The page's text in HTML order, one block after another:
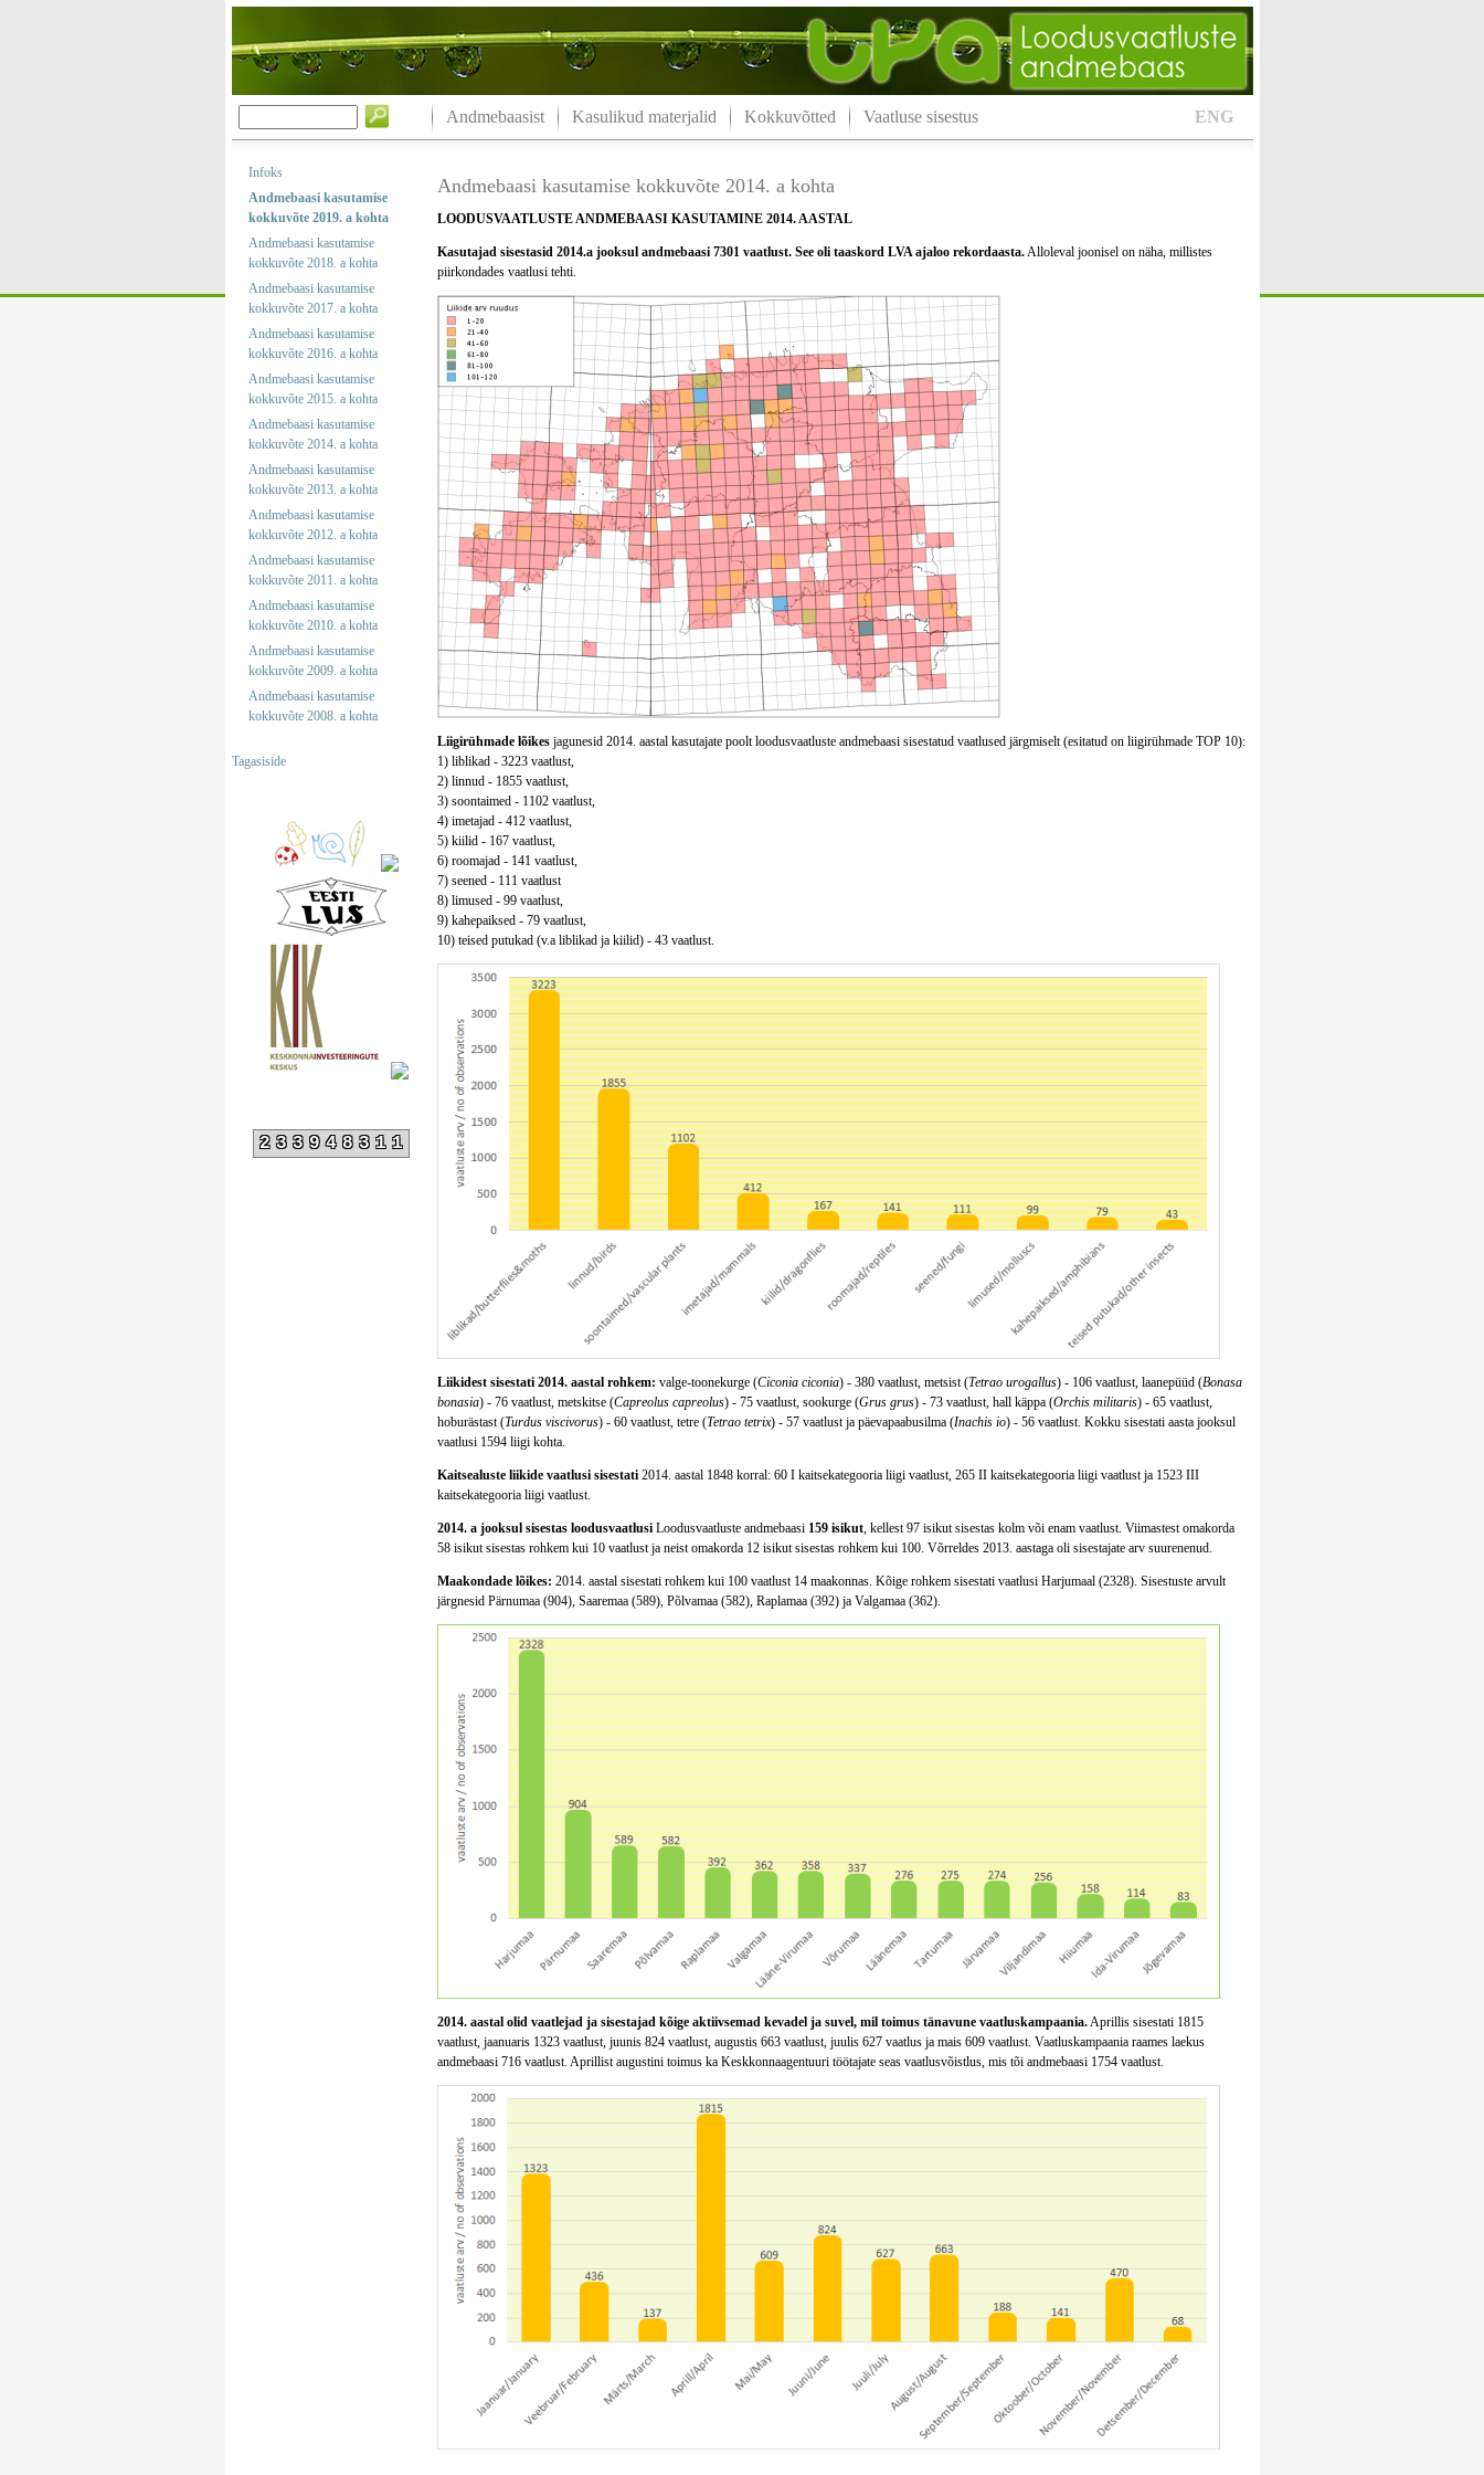
ENG
Andmebaasist Kasulikud materjalid Kokkuvõtted Vaatluse sisestus
Infoks
Andmebaasi kasutamise
kokkuvõte 2019. a kohta
Andmebaasi kasutamise
kokkuvõte 2018. a kohta
Andmebaasi kasutamise
kokkuvõte 2017. a kohta
Andmebaasi kasutamise
kokkuvõte 2016. a kohta
Andmebaasi kasutamise
kokkuvõte 2015. a kohta
Andmebaasi kasutamise
kokkuvõte 2014. a kohta
Andmebaasi kasutamise
kokkuvõte 2013. a kohta
Andmebaasi kasutamise
kokkuvõte 2012. a kohta
Andmebaasi kasutamise
kokkuvõte 2011. a kohta
Andmebaasi kasutamise
kokkuvõte 2010. a kohta
Andmebaasi kasutamise
kokkuvõte 2009. a kohta
Andmebaasi kasutamise
kokkuvõte 2008. a kohta
Tagasiside
233948311
Andmebaasi kasutamise kokkuvõte 2014. a kohta
LOODUSVAATLUSTE ANDMEBAASI KASUTAMINE 2014. AASTAL
Kasutajad sisestasid 2014.a jooksul andmebaasi 7301 vaatlust. See oli taaskord LVA ajaloo rekordaasta.Alloleval joonisel on näha, millistes
piirkondades vaatlusi tehti.
Liigirühmade lõikesjagunesid 2014. aastal kasutajate poolt loodusvaatluste andmebaasi sisestatud vaatlused järgmiselt (esitatud on liigirühmade TOP 10):
1) liblikad - 3223 vaatlust,
2) linnud - 1855 vaatlust,
3) soontaimed - 1102 vaatlust,
4) imetajad - 412 vaatlust,
5) kiilid - 167 vaatlust,
6) roomajad - 141 vaatlust,
7) seened - 111 vaatlust
8) limused - 99 vaatlust,
9) kahepaiksed - 79 vaatlust,
10) teised putukad (v.a liblikad ja kiilid) - 43 vaatlust.
Liikidest sisestati 2014. aastal rohkem: valge-toonekurge (Ciconia ciconia) - 380 vaatlust, metsist (Tetrao urogallus) - 106 vaatlust, laanepüüd (Bonasa
bonasia) - 76 vaatlust, metskitse (Capreolus capreolus) - 75 vaatlust, sookurge (Grus grus) - 73 vaatlust, hall käppa (Orchis militaris) - 65 vaatlust,
hoburästast (Turdus viscivorus) - 60 vaatlust, tetre (Tetrao tetrix) - 57 vaatlust ja päevapaabusilma (Inachis io) - 56 vaatlust. Kokku sisestati aasta jooksul
vaatlusi 1594 liigi kohta.
Kaitsealuste liikide vaatlusi sisestati2014. aastal 1848 korral: 60 I kaitsekategooria liigi vaatlust, 265 II kaitsekategooria liigi vaatlust ja 1523 III
kaitsekategooria liigi vaatlust.
2014. a jooksul sisestas loodusvaatlusiLoodusvaatluste andmebaasi 159 isikut, kellest 97 isikut sisestas kolm või enam vaatlust. Viimastest omakorda
58 isikut sisestas rohkem kui 10 vaatlust ja neist omakorda 12 isikut sisestas rohkem kui 100. Võrreldes 2013. aastaga oli sisestajate arv suurenenud.
Maakondade lõikes: 2014. aastal sisestati rohkem kui 100 vaatlust 14 maakonnas. Kõige rohkem sisestati vaatlusi Harjumaal (2328). Sisestuste arvult
järgnesid Pärnumaa (904), Saaremaa (589), Põlvamaa (582), Raplamaa (392) ja Valgamaa (362).
2014. aastal olid vaatlejad ja sisestajad kõige aktiivsemad kevadel ja suvel, mil toimus tänavune vaatluskampaania.Aprillis sisestati 1815
vaatlust, jaanuaris 1323 vaatlust, juunis 824 vaatlust, augustis 663 vaatlust, juulis 627 vaatlus ja mais 609 vaatlust. Vaatluskampaania raames laekus
andmebaasi 716 vaatlust. Aprillist augustini toimus ka Keskkonnaagentuuri töötajate seas vaatlusvõistlus, mis tõi andmebaasi 1754 vaatlust.